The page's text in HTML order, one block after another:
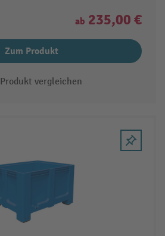
ab 235,00 €
Zum Produkt
Produkt vergleichen